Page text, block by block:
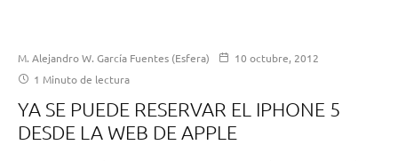
M. Alejandro W. García Fuentes (Esfera)
10 octubre, 2012
1 Minuto de lectura
YA SE PUEDE RESERVAR EL IPHONE 5
DESDE LA WEB DE APPLE